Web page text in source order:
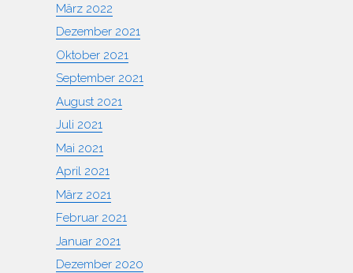
März 2022
Dezember 2021
Oktober 2021
September 2021
August 2021
Juli 2021
Mai 2021
April 2021
März 2021
Februar 2021
Januar 2021
Dezember 2020